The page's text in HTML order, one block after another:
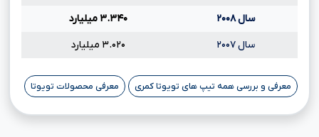
سال ۲۰۰۸
۳.۳۴۰ میلیارد
سال ۲۰۰۷
۳.۰۲۰ میلیارد
معرفی و بررسی همه تیپ های تویوتا کمری معرفی محصولات تویوتا